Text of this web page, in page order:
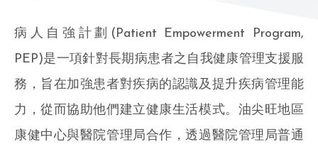
病人自強計劃(Patient Empowerment Program,
PEP)是一項針對長期病患者之自我健康管理支援服
務，旨在加強患者對疾病的認識及提升疾病管理能
力，從而協助他們建立健康生活模式。油尖旺地區
康健中心與醫院管理局合作，透過醫院管理局普通